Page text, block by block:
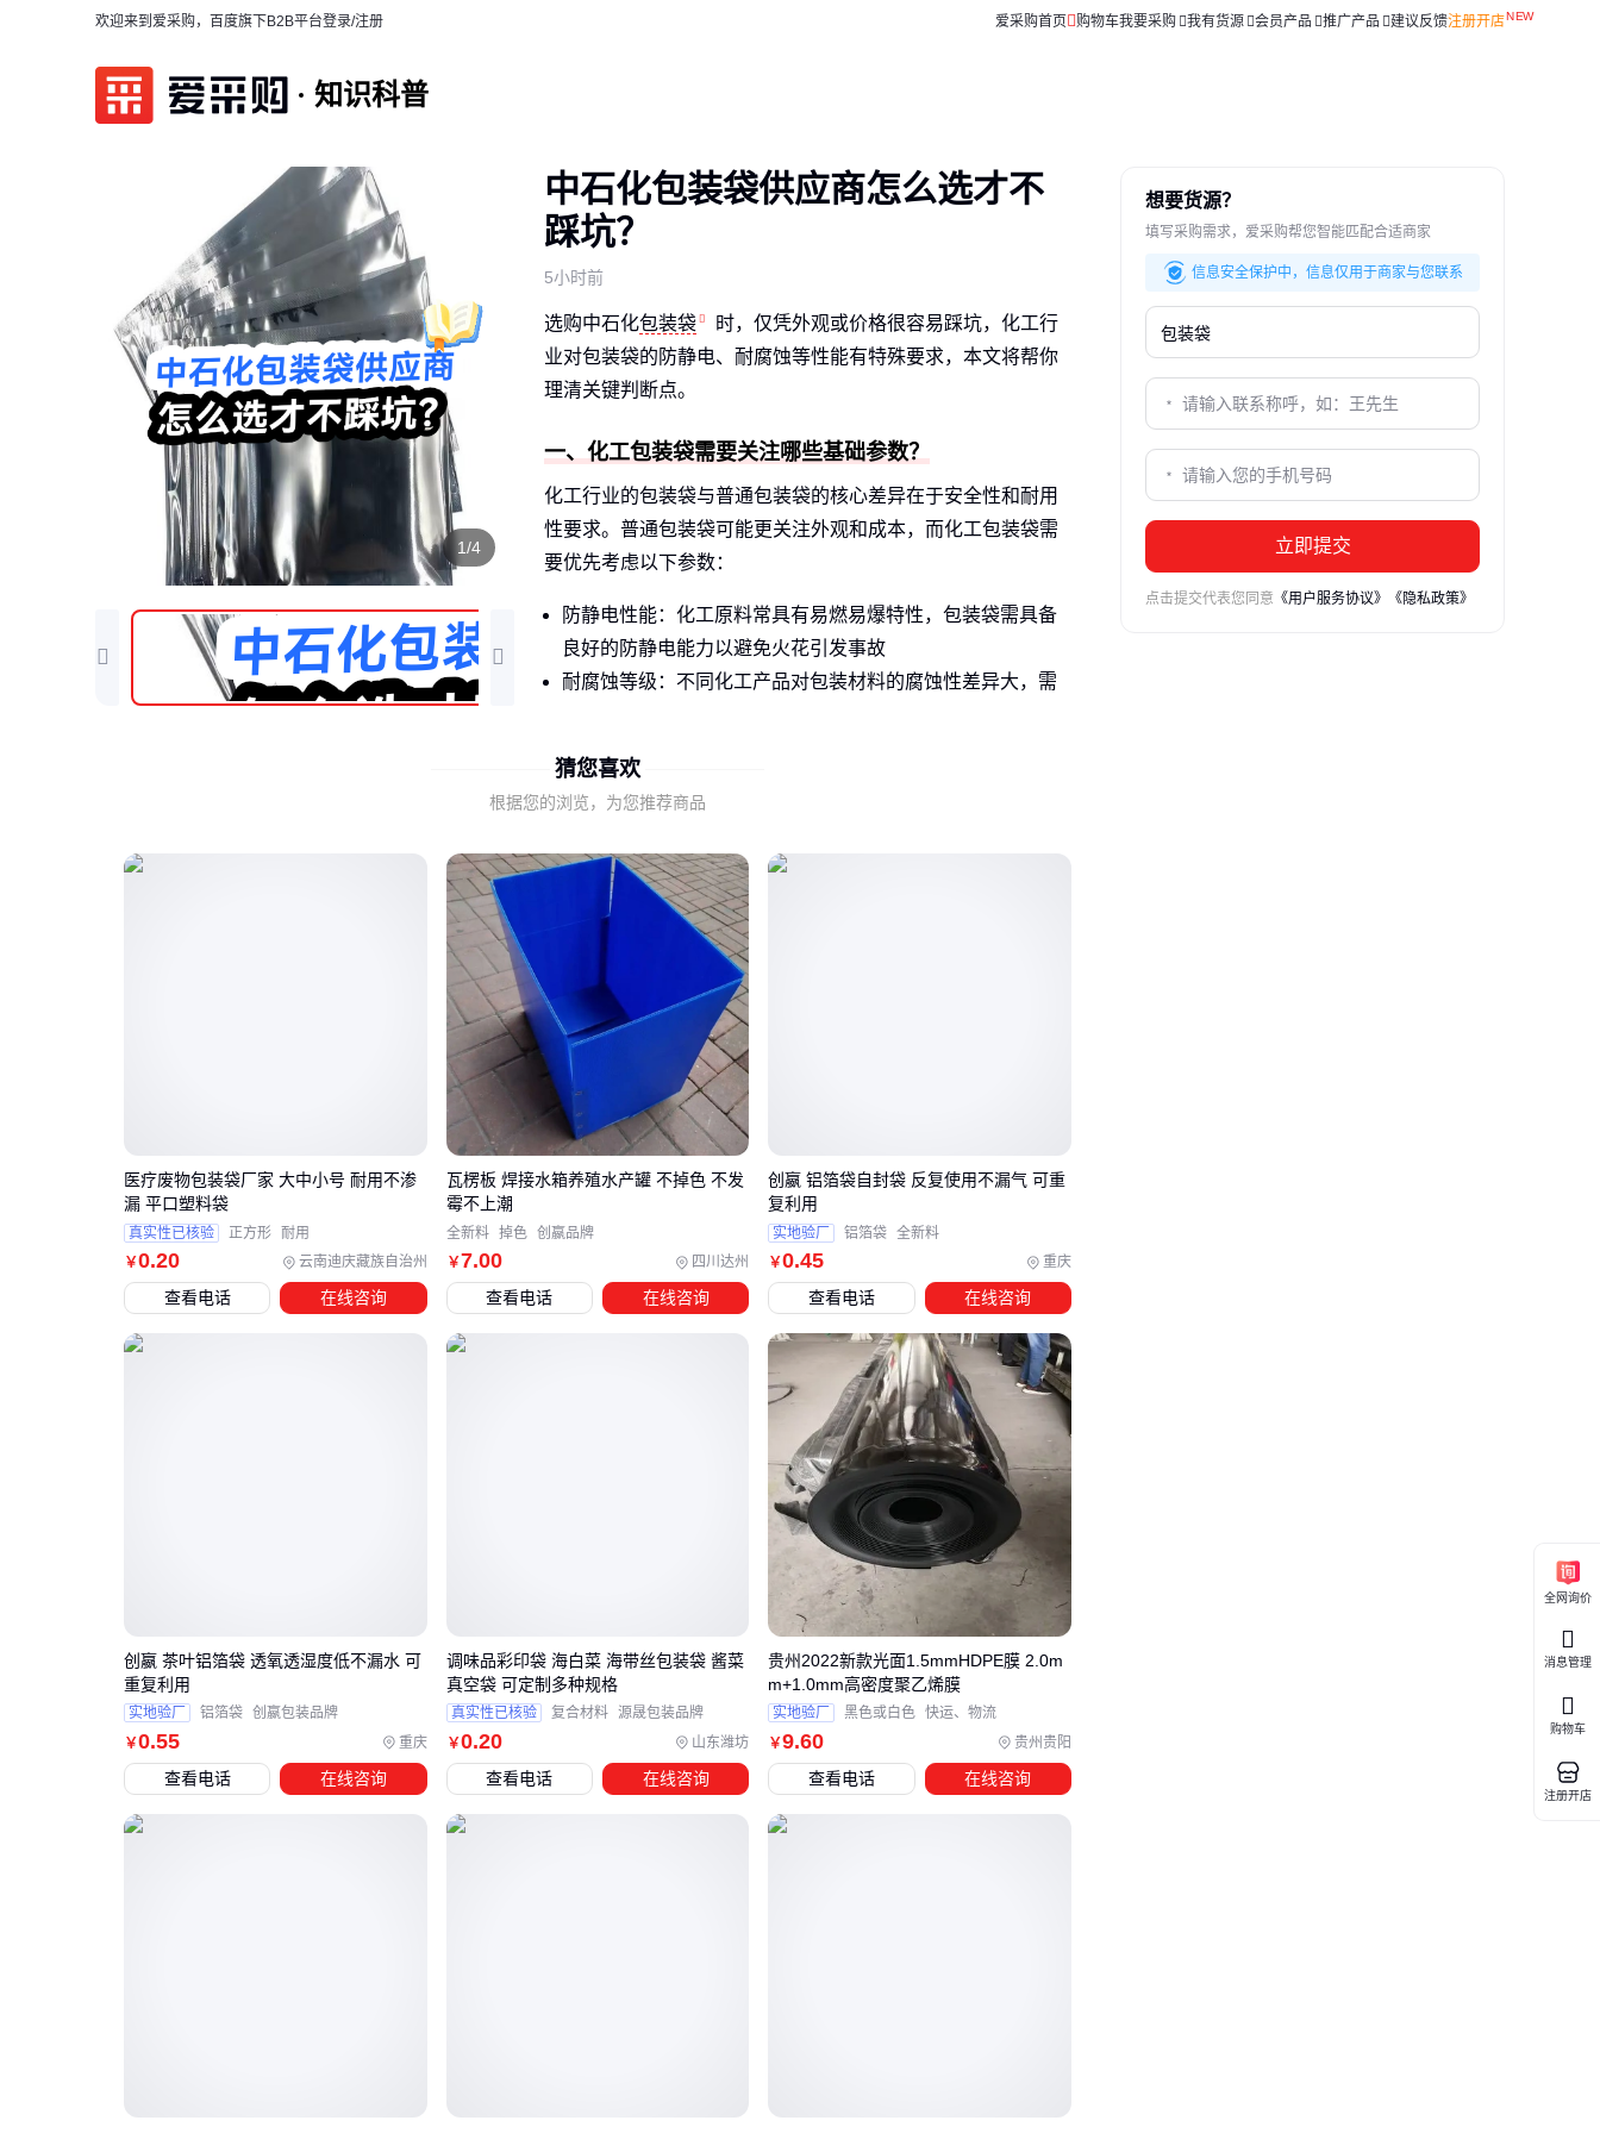
欢迎来到爱采购，百度旗下B2B平台登录/注册 爱采购首页 购物车我要采购 我有货源 会员产品 推广产品 建议反馈注册开店
知识科普
1/4
中石化包装袋供应商怎么选才不
踩坑？
5小时前
选购中石化包装袋
时，仅凭外观或价格很容易踩坑，化工行
业对包装袋的防静电、耐腐蚀等性能有特殊要求，本文将帮你
理清关键判断点。
一、化工包装袋需要关注哪些基础参数？
化工行业的包装袋与普通包装袋的核心差异在于安全性和耐用
性要求。普通包装袋可能更关注外观和成本，而化工包装袋需
要优先考虑以下参数：
防静电性能：化工原料常具有易燃易爆特性，包装袋需具备
良好的防静电能力以避免火花引发事故
耐腐蚀等级：不同化工产品对包装材料的腐蚀性差异大，需
重能力以避免运输中破裂
和资质证明。
二、中石化常用包装袋材质如何选择？
中石化场景下常见的包装袋材质主要有PE袋、防静电
和定制吨包袋，各有其适用场景：
PE袋：化学稳定性好，适合包装普通化工原料，但防静电性
能有限
防静电编织袋：通过添加导电纤维实现防静电功能，适合包
装易燃易爆物料
定制吨包袋：承重能力强，适合大批量原料运输，但需要根
据具体物料特性定制防腐蚀涂层
选择时不能只看材质名称，同种材质因生产工艺不同性能差异
可能很大，需索要具体性能参数。
三、如何验证供应商宣称的包装袋性能？
选择中石化包装袋供应商时，不能仅凭产品描述或价格做决
定，需要建立系统的验证机制。防静电性能、耐腐蚀等级等关
键参数必须通过实际测试确认，尤其是化工场景对包装袋的特
有效的供应商评估应包含三个核心环节：
资质审查：检查供应商是否具备化工行业相关认证，如防静
样品测试：要求提供实际样品，模拟中石化使用场景进行装
载、密封和运输测试
产能验证：考察供应商的生产线稳定性和应急响应能力，确
保长期供应的可靠性
这类关键包装，建议优先选择支持定制化生产
猜您喜欢
根据您的浏览，为您推荐商品
￥0.20 云南迪庆藏族自治州
医疗废物包装袋厂家 大中小号 耐用不渗
漏 平口塑料袋
真实性已核验 正方形 耐用
查看电话 在线咨询
￥7.00 四川达州
瓦楞板 焊接水箱养殖水产罐 不掉色 不发
霉不上潮
全新料 掉色 创嬴品牌
查看电话 在线咨询
￥0.45 重庆
创嬴 铝箔袋自封袋 反复使用不漏气 可重
复利用
实地验厂 铝箔袋 全新料
查看电话 在线咨询
￥0.55 重庆
创嬴 茶叶铝箔袋 透氧透湿度低不漏水 可
重复利用
实地验厂 铝箔袋 创嬴包装品牌
查看电话 在线咨询
￥0.20 山东潍坊
调味品彩印袋 海白菜 海带丝包装袋 酱菜
真空袋 可定制多种规格
真实性已核验 复合材料 源晟包装品牌
查看电话 在线咨询
￥9.60 贵州贵阳
贵州2022新款光面1.5mmHDPE膜 2.0m
m+1.0mm高密度聚乙烯膜
实地验厂 黑色或白色 快运、物流
查看电话 在线咨询
想要货源？
填写采购需求，爱采购帮您智能匹配合适商家
信息安全保护中，信息仅用于商家与您联系
立即提交
点击提交代表您同意 《用户服务协议》 《隐私政策》
全网询价
消息管理
购物车
注册开店